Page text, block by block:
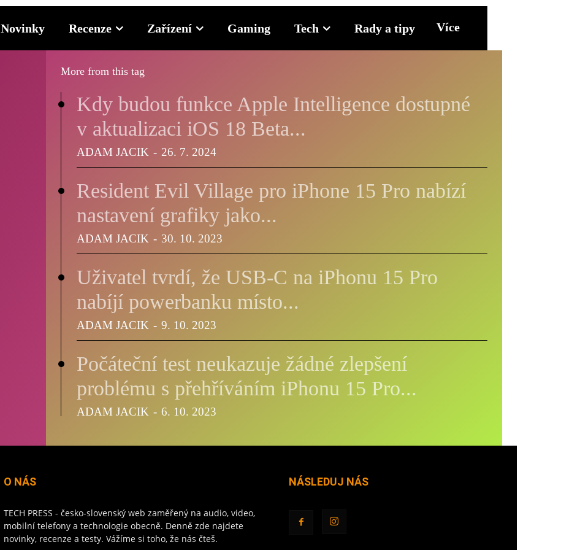
Android
Apple
Mobily Recenze
Novinky Recenze Zařízení Gaming Tech Rady a tipy Více
More from this tag
Kdy budou funkce Apple Intelligence dostupné
v aktualizaci iOS 18 Beta...
ADAM JACIK - 26. 7. 2024
Resident Evil Village pro iPhone 15 Pro nabízí
nastavení grafiky jako...
ADAM JACIK - 30. 10. 2023
Uživatel tvrdí, že USB-C na iPhonu 15 Pro
nabíjí powerbanku místo...
ADAM JACIK - 9. 10. 2023
Počáteční test neukazuje žádné zlepšení
problému s přehříváním iPhonu 15 Pro...
ADAM JACIK - 6. 10. 2023
O NÁS
TECH PRESS - česko-slovenský web zaměřený na audio, video,
mobilní telefony a technologie obecně. Denně zde najdete
novinky, recenze a testy. Vážíme si toho, že nás čteš.
NÁSLEDUJ NÁS